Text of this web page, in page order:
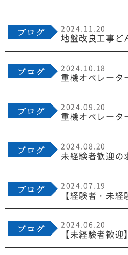
2024.11.20
地盤改良工事ど
2024.10.18
重機オペレータ
2024.09.20
重機オペレータ
2024.08.20
2024.07.19
2024.06.20